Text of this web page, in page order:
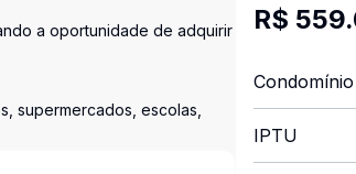
a oportunidade de adquirir
supermercados, escolas,
R$
Condomínio
IPTU